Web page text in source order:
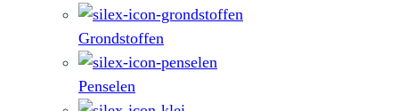
Grondstoffen
Penselen